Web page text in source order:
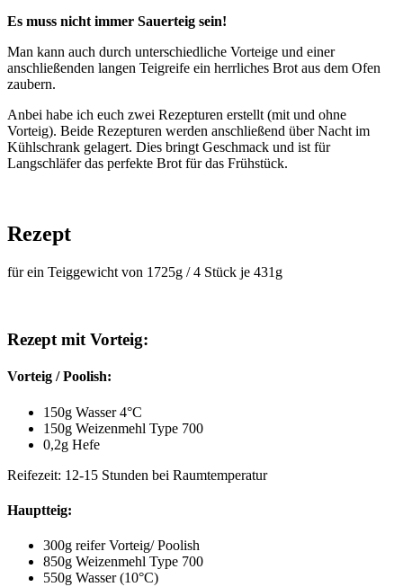
Es muss nicht immer Sauerteig sein!
Man kann auch durch unterschiedliche Vorteige und einer
anschließenden langen Teigreife ein herrliches Brot aus dem Ofen
zaubern.
Anbei habe ich euch zwei Rezepturen erstellt (mit und ohne
Vorteig). Beide Rezepturen werden anschließend über Nacht im
Kühlschrank gelagert. Dies bringt Geschmack und ist für
Langschläfer das perfekte Brot für das Frühstück.
Rezept
für ein Teiggewicht von 1725g / 4 Stück je 431g
Rezept mit Vorteig:
Vorteig / Poolish:
150g Wasser 4°C
150g Weizenmehl Type 700
0,2g Hefe
Reifezeit: 12-15 Stunden bei Raumtemperatur
Hauptteig:
300g reifer Vorteig/ Poolish
850g Weizenmehl Type 700
550g Wasser (10°C)